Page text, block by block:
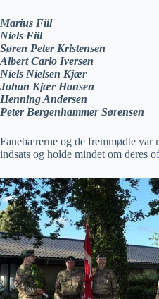
Marius Fiil
Niels Fiil
Søren Peter Kristensen
Albert Carlo Iversen
Niels Nielsen Kjær
Johan Kjær Hansen
Henning Andersen
Peter Bergenhammer Sørensen
Fanebærerne og de fremmødte var
indsats og holde mindet om deres